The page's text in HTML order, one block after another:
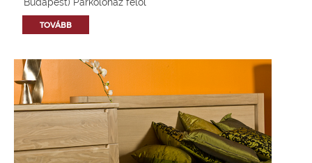
TOVÁBB